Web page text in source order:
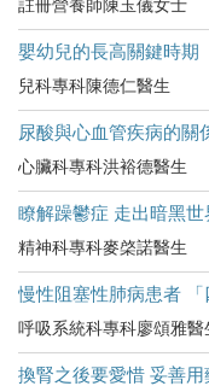
註冊營養師陳玉儀女士
嬰幼兒的長高關鍵時期
兒科專科陳德仁醫生
尿酸與心血管疾病的關
心臟科專科洪裕德醫生
瞭解躁鬱症 走出暗黑世
精神科專科麥棨諾醫生
慢性阻塞性肺病患者
呼吸系統科專科廖頌雅醫
換腎之後要愛惜 妥善用